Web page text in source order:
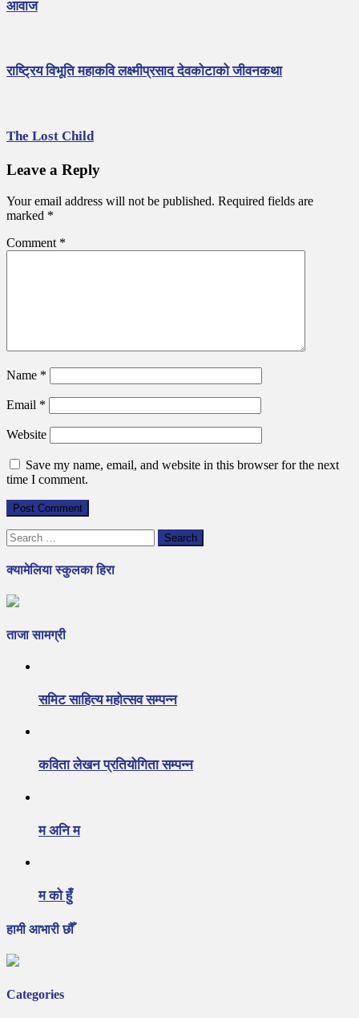
g
i
n
आवाज
राष्ट्रिय विभूति महाकवि लक्ष्मीप्रसाद देवकोटाको जीवनकथा
The Lost Child
Leave a Reply
Your email address will not be published. Required fields are
marked *
Comment *
Name *
Email *
Website
Save my name, email, and website in this browser for the next
time I comment.
Search
for:
क्यामेलिया स्कुलका हिरा
ताजा सामग्री
समिट साहित्य महोत्सव सम्पन्न
कविता लेखन प्रतियोगिता सम्पन्न
म अनि म
म को हुँ
हामी आभारी छौँ
Categories